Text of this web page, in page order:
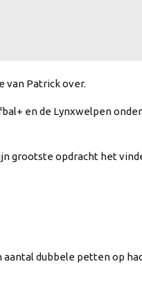
van Patrick over.
en de Lynxwelpen
grootste opdracht het
dubbele petten op